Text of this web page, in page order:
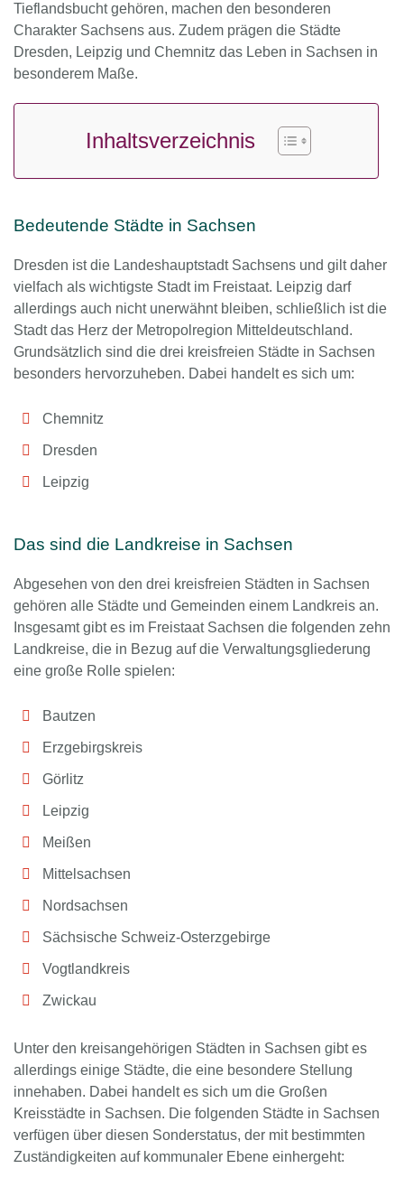
Tieflandsbucht gehören, machen den besonderen
Charakter Sachsens aus. Zudem prägen die Städte
Dresden, Leipzig und Chemnitz das Leben in Sachsen in
besonderem Maße.
Inhaltsverzeichnis
Bedeutende Städte in Sachsen
Dresden ist die Landeshauptstadt Sachsens und gilt daher
vielfach als wichtigste Stadt im Freistaat. Leipzig darf
allerdings auch nicht unerwähnt bleiben, schließlich ist die
Stadt das Herz der Metropolregion Mitteldeutschland.
Grundsätzlich sind die drei kreisfreien Städte in Sachsen
besonders hervorzuheben. Dabei handelt es sich um:
Chemnitz
Dresden
Leipzig
Das sind die Landkreise in Sachsen
Abgesehen von den drei kreisfreien Städten in Sachsen
gehören alle Städte und Gemeinden einem Landkreis an.
Insgesamt gibt es im Freistaat Sachsen die folgenden zehn
Landkreise, die in Bezug auf die Verwaltungsgliederung
eine große Rolle spielen:
Bautzen
Erzgebirgskreis
Görlitz
Leipzig
Meißen
Mittelsachsen
Nordsachsen
Sächsische Schweiz-Osterzgebirge
Vogtlandkreis
Zwickau
Unter den kreisangehörigen Städten in Sachsen gibt es
allerdings einige Städte, die eine besondere Stellung
innehaben. Dabei handelt es sich um die Großen
Kreisstädte in Sachsen. Die folgenden Städte in Sachsen
verfügen über diesen Sonderstatus, der mit bestimmten
Zuständigkeiten auf kommunaler Ebene einhergeht: